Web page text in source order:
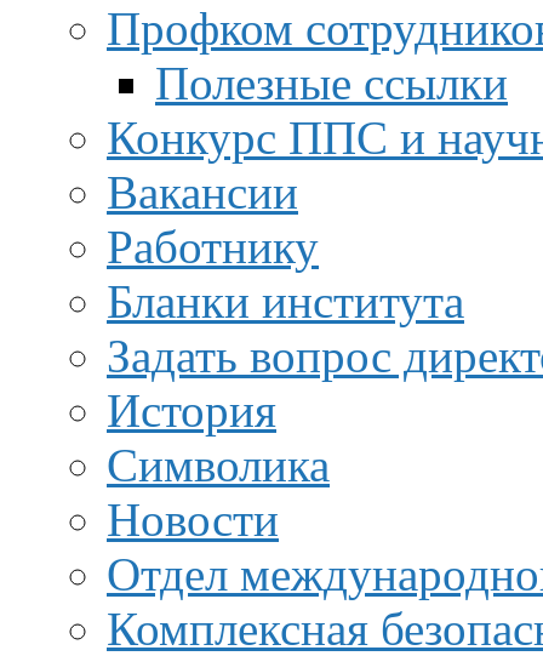
Профком
Полезные ссылки
Конкурс ППС и
Вакансии
Работнику
Бланки института
Задать вопрос
История
Символика
Новости
Отдел
Комплексная